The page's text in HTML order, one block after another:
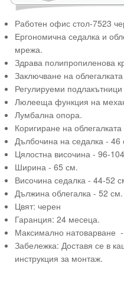
Работен офис стол-7523
Ергономична седалка и
мрежа.
Здрава полипропиленова
Заключване на
Регулируеми
Люлееща функция на
Лумбална опора.
Коригиране на облегалката
Дълбочина на седалка - 46
Цялостна височина - 96-
Ширина - 65 см.
Височина седалка - 44-52
Дължина облегалка - 52 см.
Цвят: черен
Гаранция: 24 месеца.
Максимално натоварване -
Забележка: Доставя се в
инструкция за монтаж.